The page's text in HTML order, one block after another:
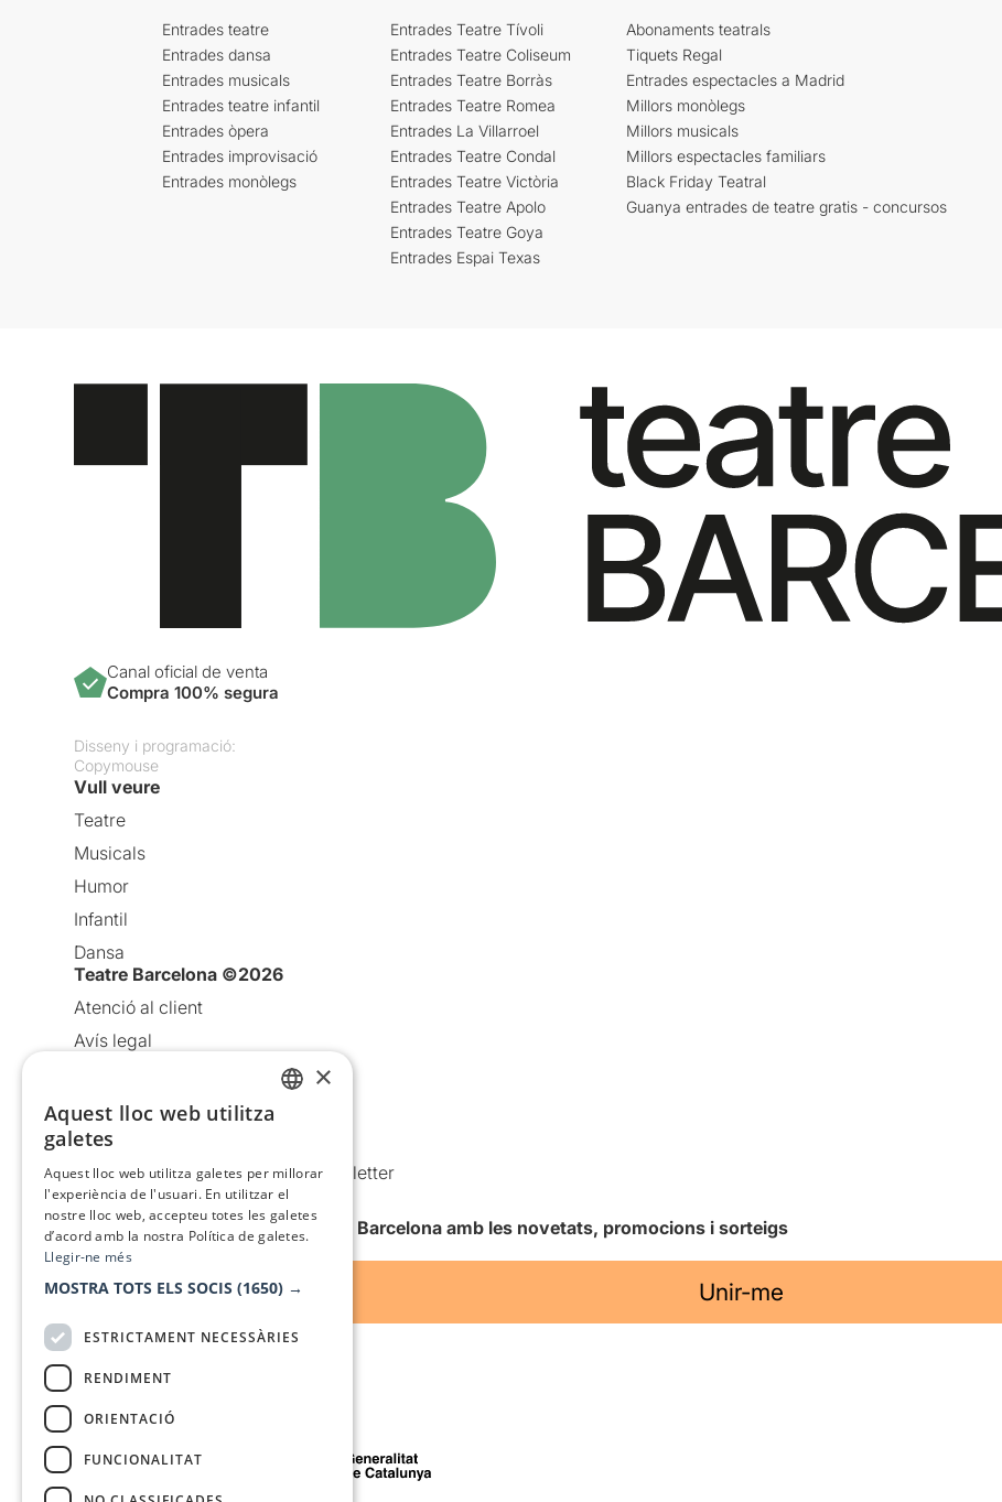
Entrades teatre
Entrades dansa
Entrades musicals
Entrades teatre infantil
Entrades òpera
Entrades improvisació
Entrades monòlegs
Entrades Teatre Tívoli
Entrades Teatre Coliseum
Entrades Teatre Borràs
Entrades Teatre Romea
Entrades La Villarroel
Entrades Teatre Condal
Entrades Teatre Victòria
Entrades Teatre Apolo
Entrades Teatre Goya
Entrades Espai Texas
Abonaments teatrals
Tiquets Regal
Entrades espectacles a Madrid
Millors monòlegs
Millors musicals
Millors espectacles familiars
Black Friday Teatral
Guanya entrades de teatre gratis - concursos
Canal oficial de venta
Compra 100% segura
Disseny i programació:
Copymouse
Vull veure
Teatre
Musicals
Humor
Infantil
Dansa
Teatre Barcelona ©2026
Atenció al client
Avís legal
Política de cookies
Condicions d’ús
Comunicacions comercials i Newsletter
Anuncia’t
Vull rebre la newsletter de Teatre Barcelona amb les novetats, promocions i sorteigs
Unir-me
Amb el suport de
×
Aquest lloc web utilitza
galetes
Aquest lloc web utilitza galetes per millorar
l'experiència de l'usuari. En utilitzar el
nostre lloc web, accepteu totes les galetes
d’acord amb la nostra Política de galetes.
Llegir-ne més
MOSTRA TOTS ELS SOCIS (1650) →
ESTRICTAMENT NECESSÀRIES
RENDIMENT
ORIENTACIÓ
FUNCIONALITAT